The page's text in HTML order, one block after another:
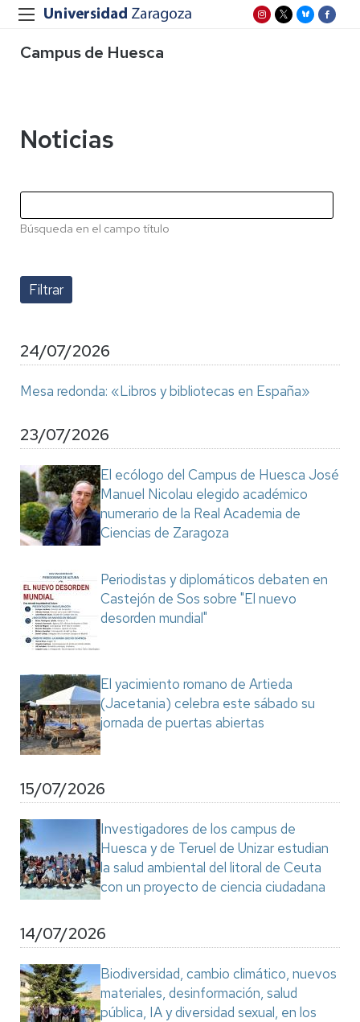
Campus de Huesca
Noticias
Búsqueda en el campo título
24/07/2026
Mesa redonda: «Libros y bibliotecas en España»
23/07/2026
El ecólogo del Campus de Huesca José
Manuel Nicolau elegido académico
numerario de la Real Academia de
Ciencias de Zaragoza
Periodistas y diplomáticos debaten en
Castejón de Sos sobre "El nuevo
desorden mundial"
El yacimiento romano de Artieda
(Jacetania) celebra este sábado su
jornada de puertas abiertas
15/07/2026
Investigadores de los campus de
Huesca y de Teruel de Unizar estudian
la salud ambiental del litoral de Ceuta
con un proyecto de ciencia ciudadana
14/07/2026
Biodiversidad, cambio climático, nuevos
materiales, desinformación, salud
pública, IA y diversidad sexual, en los